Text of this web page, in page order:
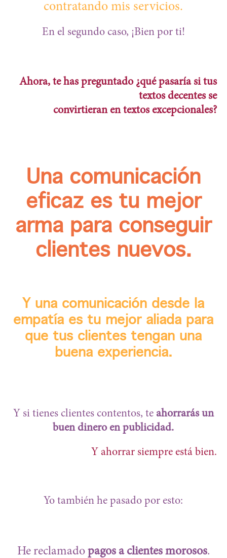
contratando mis servicios.
En el segundo caso, ¡Bien por ti!
Ahora, te has preguntado ¿qué pasaría si tus
textos decentes se
convirtieran en textos excepcionales?
Una comunicación
eficaz es tu mejor
arma para conseguir
clientes nuevos.
Y una comunicación desde la
empatía es tu mejor aliada para
que tus clientes tengan una
buena experiencia.
Y si tienes clientes contentos, te ahorrarás un
buen dinero en publicidad.
Y ahorrar siempre está bien.
Yo también he pasado por esto:
He reclamado pagos a clientes morosos.